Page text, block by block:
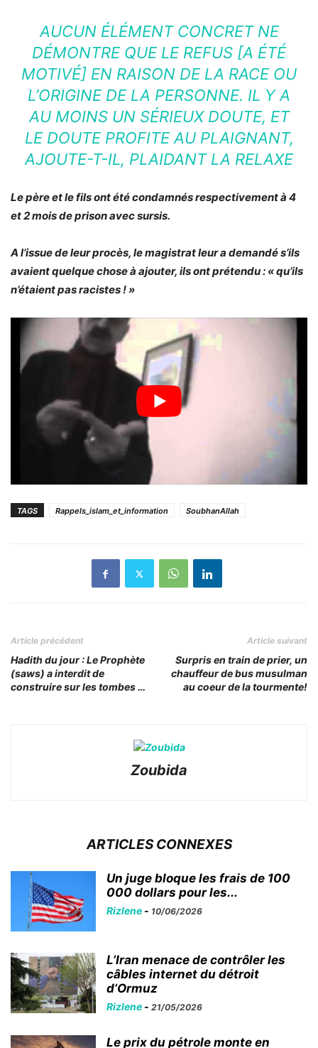
AUCUN ÉLÉMENT CONCRET NE
DÉMONTRE QUE LE REFUS [A ÉTÉ
MOTIVÉ] EN RAISON DE LA RACE OU
L’ORIGINE DE LA PERSONNE. IL Y A
AU MOINS UN SÉRIEUX DOUTE, ET
LE DOUTE PROFITE AU PLAIGNANT,
AJOUTE-T-IL, PLAIDANT LA RELAXE
Le père et le fils ont été condamnés respectivement à 4
et 2 mois de prison avec sursis.
A l’issue de leur procès, le magistrat leur a demandé s’ils
avaient quelque chose à ajouter, ils ont prétendu : «qu’ils
n’étaient pas racistes !»
TAGS Rappels_islam_et_information SoubhanAllah
Article précédent
Hadith du jour : Le Prophète
(saws) a interdit de
construire sur les tombes …
Article suivant
Surpris en train de prier, un
chauffeur de bus musulman
au coeur de la tourmente!
Zoubida
ARTICLES CONNEXES
Un juge bloque les frais de 100
000 dollars pour les...
Rizlene - 10/06/2026
L’Iran menace de contrôler les
câbles internet du détroit
d’Ormuz
Rizlene - 21/05/2026
Le prix du pétrole monte en